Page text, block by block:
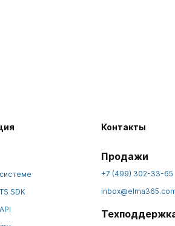
SDK
Контакты
Продажи
+7 (499) 302-33-65